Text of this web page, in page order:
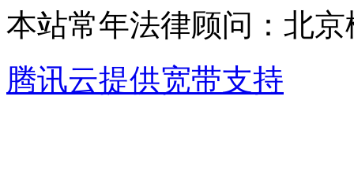
本站常年法律顾问：北
腾讯云提供宽带支持